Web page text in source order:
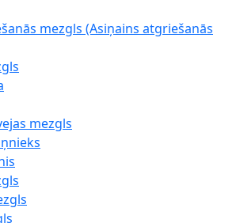
mezgls (Asiņains atgriešanās
mezgls